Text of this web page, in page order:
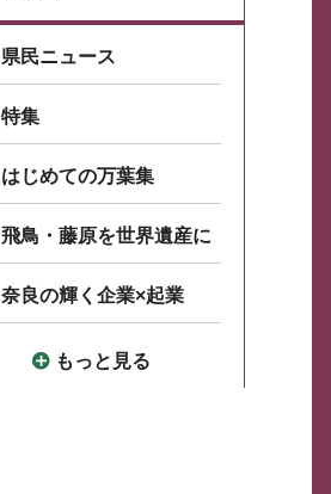
県民ニュース
特集
はじめての万葉集
飛鳥・藤原を世界遺産に
奈良の輝く企業×起業
もっと見る